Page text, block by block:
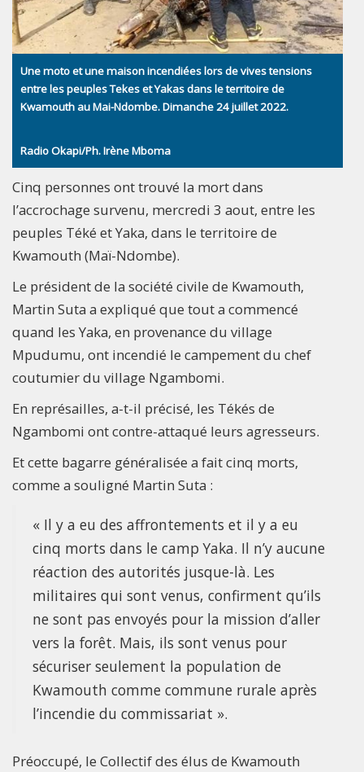
Une moto et une maison incendiées lors de vives tensions
entre les peuples Tekes et Yakas dans le territoire de
Kwamouth au Mai-Ndombe. Dimanche 24 juillet 2022.
Radio Okapi/Ph. Irène Mboma
Cinq personnes ont trouvé la mort dans
l’accrochage survenu, mercredi 3 aout, entre les
peuples Téké et Yaka, dans le territoire de
Kwamouth (Maï-Ndombe).
Le président de la société civile de Kwamouth,
Martin Suta a expliqué que tout a commencé
quand les Yaka, en provenance du village
Mpudumu, ont incendié le campement du chef
coutumier du village Ngambomi.
En représailles, a-t-il précisé, les Tékés de
Ngambomi ont contre-attaqué leurs agresseurs.
Et cette bagarre généralisée a fait cinq morts,
comme a souligné Martin Suta :
« Il y a eu des affrontements et il y a eu
cinq morts dans le camp Yaka. Il n’y aucune
réaction des autorités jusque-là. Les
militaires qui sont venus, confirment qu’ils
ne sont pas envoyés pour la mission d’aller
vers la forêt. Mais, ils sont venus pour
sécuriser seulement la population de
Kwamouth comme commune rurale après
l’incendie du commissariat ».
Préoccupé, le Collectif des élus de Kwamouth